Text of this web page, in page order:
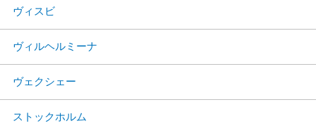
ヴィスビ
ヴィルヘルミーナ
ヴェクシェー
ストックホルム